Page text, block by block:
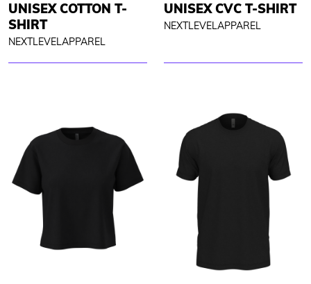
UNISEX COTTON T-
SHIRT
NEXTLEVELAPPAREL
UNISEX CVC T-SHIRT
NEXTLEVELAPPAREL